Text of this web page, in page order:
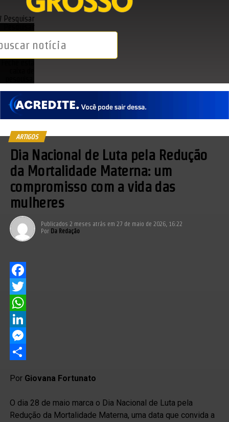
Pesquisar
ARTIGOS
Dia Nacional de Luta pela Redução
da Mortalidade Materna: um
compromisso com a vida das
mulheres
Publicados 2 meses atrás em 27 de maio de 2026, 16:22
Por Da Redação
Facebook
Twitter
WhatsApp
LinkedIn
Messenger
PorGiovana Fortunato
O dia 28 de maio marca o Dia Nacional de Luta pela
Redução da Mortalidade Materna, uma data que convida a